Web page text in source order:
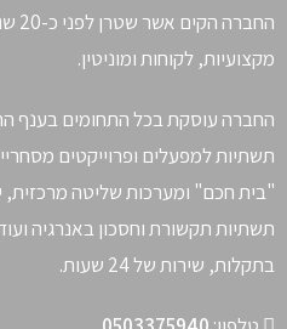
מקצועיות, לקוחות ומוניטין.
החברה עוסקת בכל התחומים בענף
תשתיות למפעלים ופרוייקטים
"בית חכם" ומערכות שליטה מרכזית,
תשתיות תקשורת וחסכון באנרגיה
בתקלות, שירות של 24 שעות.